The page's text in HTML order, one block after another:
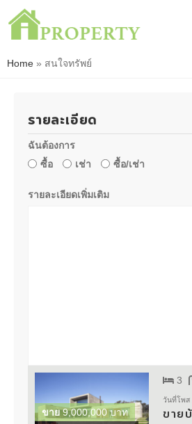
Home » สนใจทรัพย์
รายละเอียด
ฉันต้องการ
ซื้อ
เช่า ซื้อ/เช่า
รายละเอียดเพิ่มเติม
ขาย9,000,000 บาท
3
วันที่โพส
ขาย